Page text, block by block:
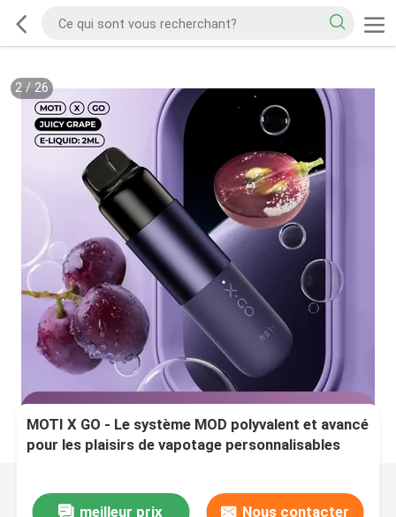
2/ 26
MOTI X GO - Le système MOD polyvalent et avancé
pour les plaisirs de vapotage personnalisables
meilleur prix Nous contacter